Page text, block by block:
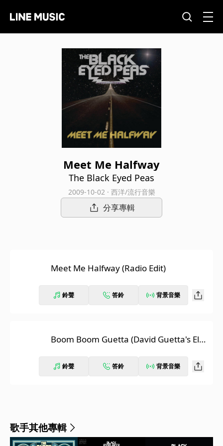
Meet Me Halfway
The Black Eyed Peas
2009-10-02 · 西洋/流行音樂
分享專輯
Meet Me Halfway (Radio Edit)
鈴聲 答鈴 背景音樂
Boom Boom Guetta (David Guetta's Elec
鈴聲 答鈴 背景音樂
歌手其他專輯